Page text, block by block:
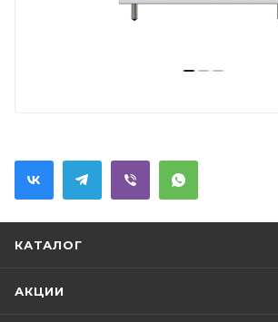
КАТАЛОГ
АКЦИИ